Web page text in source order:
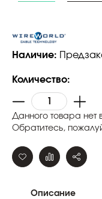
Наличие:
Количество:
Данного товара нет
Обратитесь,
Описание